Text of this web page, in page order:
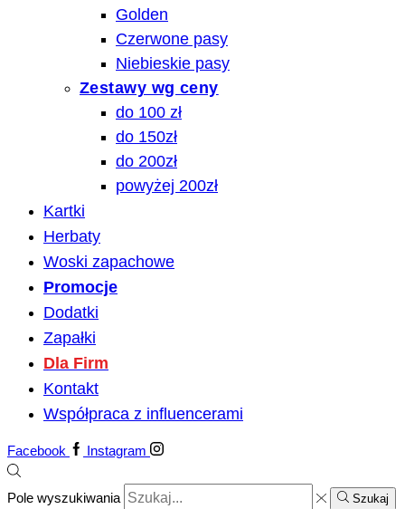
Golden
Czerwone pasy
Niebieskie pasy
Zestawy wg ceny
do 100 zł
do 150zł
do 200zł
powyżej 200zł
Kartki
Herbaty
Woski zapachowe
Promocje
Dodatki
Zapałki
Dla Firm
Kontakt
Współpraca z influencerami
Facebook Instagram
Pole wyszukiwania Szukaj